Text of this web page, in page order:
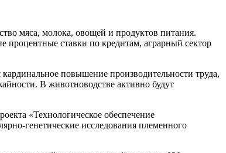
мяса, молока, овощей и продуктов питания.
процентные ставки по кредитам, аграрный сектор
повышение производительности труда,
В животноводстве активно будут
«Технологическое обеспечение
генетические исследования племенного